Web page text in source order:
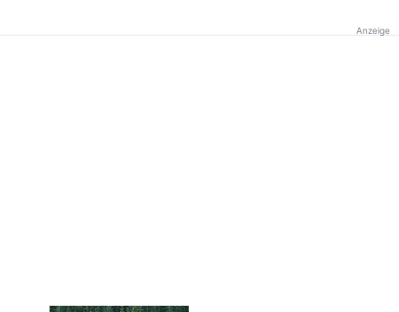
Anzeige